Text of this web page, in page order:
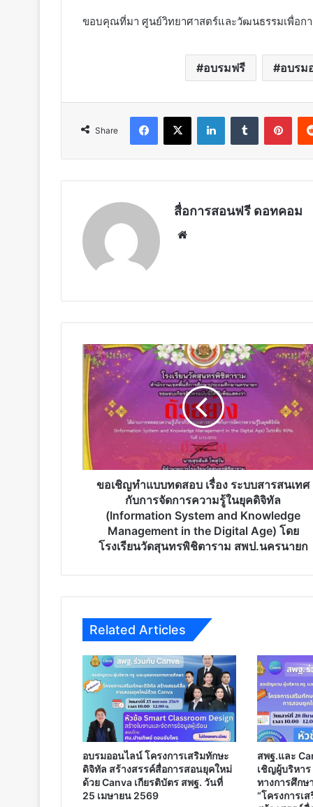
ขอบคุณที่มา ศูนย์วิทยาศาสตร์และวัฒนธรรมเพื่อกา
อบรมฟรี อบรม
Share
Facebook
X LinkedInTumblr
สื่อการสอนฟรี ดอทคอม
ขอ
เชิญ
ทำ
แบบ
ทดสอบ
เรื่อง
ระบบ
สารสนเทศ
กับ
การ
System
Knowledge
Management
in
the
Digital
โดย
โรงเรียน
สุ
นท
รพิ
ขอเชิญทำแบบทดสอบ เรื่อง ระบบสารสนเทศ
กับการจัดการความรู้ในยุคดิจิทัล
(Information System and Knowledge
Management in the Digital Age) โดย
โรงเรียนวัดสุนทรพิชิตาราม สพป.นครนายก
Related Articles
อบรมออนไลน์ โครงการเสริมทักษะ
ดิจิทัล สร้างสรรค์สื่อการสอนยุคใหม่
ด้วย Canva เกียรติบัตร สพฐ. วันที่
25 เมษายน 2569
สพฐ.และ
เชิญผู้บริหา
ทางการศึกษ
“โครงการเ